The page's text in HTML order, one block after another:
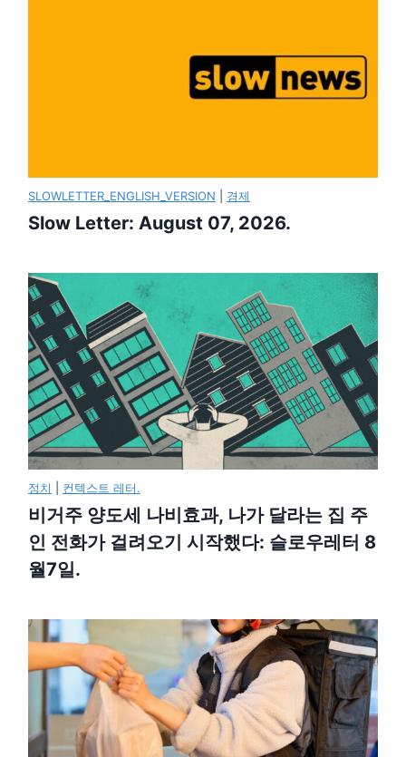
SLOWLETTER_ENGLISH_VERSION 경제
Slow Letter: August 07, 2026.
정치 컨텍스트 레터.
비거주 양도세 나비효과, 나가 달라는 집 주
인 전화가 걸려오기 시작했다: 슬로우레터 8
월7일.